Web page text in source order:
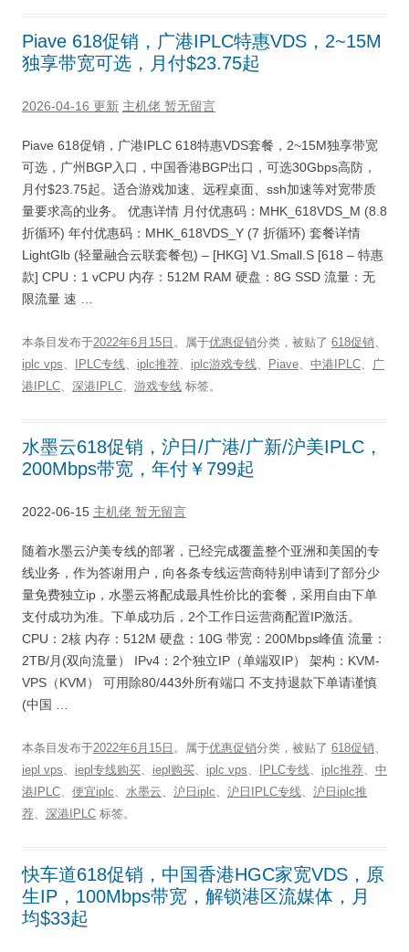
Piave 618促销，广港IPLC特惠VDS，2~15M
独享带宽可选，月付$23.75起
2026-04-16 更新 主机佬 暂无留言
Piave 618促销，广港IPLC 618特惠VDS套餐，2~15M独享带宽
可选，广州BGP入口，中国香港BGP出口，可选30Gbps高防，
月付$23.75起。适合游戏加速、远程桌面、ssh加速等对宽带质
量要求高的业务。 优惠详情 月付优惠码：MHK_618VDS_M (8.8
折循环) 年付优惠码：MHK_618VDS_Y (7 折循环) 套餐详情
LightGlb (轻量融合云联套餐包) – [HKG] V1.Small.S [618 – 特惠
款] CPU：1 vCPU 内存：512M RAM 硬盘：8G SSD 流量：无
限流量 速 …
本条目发布于2022年6月15日 。属于优惠促销分类，被贴了 618促销、
iplc vps、 IPLC专线、 iplc推荐、 iplc游戏专线、 Piave、 中港IPLC、 广
港IPLC、 深港IPLC、 游戏专线 标签。
水墨云618促销，沪日/广港/广新/沪美IPLC，
200Mbps带宽，年付￥799起
2022-06-15 主机佬 暂无留言
随着水墨云沪美专线的部署，已经完成覆盖整个亚洲和美国的专
线业务，作为答谢用户，向各条专线运营商特别申请到了部分少
量免费独立ip，水墨云将配成最具性价比的套餐，采用自由下单
支付成功为准。下单成功后，2个工作日运营商配置IP激活。
CPU：2核 内存：512M 硬盘：10G 带宽：200Mbps峰值 流量：
2TB/月(双向流量） IPv4：2个独立IP（单端双IP） 架构：KVM-
VPS（KVM） 可用除80/443外所有端口 不支持退款下单请谨慎
(中国 …
本条目发布于2022年6月15日 。属于优惠促销分类，被贴了 618促销、
iepl vps、 iepl专线购买、 iepl购买、 iplc vps、 IPLC专线、 iplc推荐、 中
港IPLC、 便宜iplc、 水墨云、 沪日iplc、 沪日IPLC专线、 沪日iplc推
荐、 深港IPLC 标签。
快车道618促销，中国香港HGC家宽VDS，原
生IP，100Mbps带宽，解锁港区流媒体，月
均$33起